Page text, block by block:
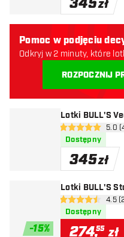
zł
Lotki BULL'S
otwórz
5 gwiazdki oceny
5.0
Dostępny
345zł
-15%
Lotki BULL'S
otwórz
4.5 gwiazdki oceny
4.5
Dostępny
274,55 zł
Pomoc w podjęciu
Odkryj w 2 minuty, które
ROZPOCZNIJ